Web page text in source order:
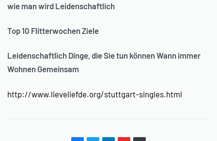
wie man wird Leidenschaftlich
Top 10 Flitterwochen Ziele
Leidenschaftlich Dinge, die Sie tun können Wann immer
Wohnen Gemeinsam
http://www.lieveliefde.org/stuttgart-singles.html